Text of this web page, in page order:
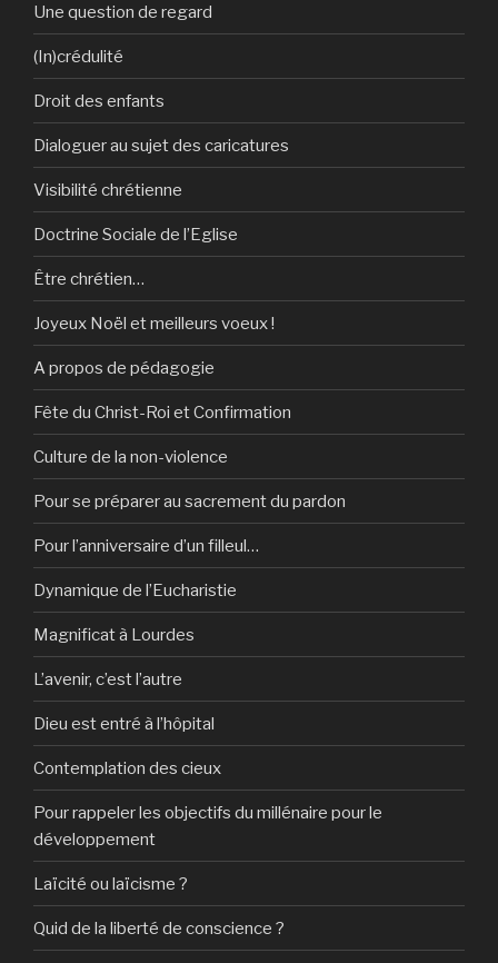
Une question de regard
(In)crédulité
Droit des enfants
Dialoguer au sujet des caricatures
Visibilité chrétienne
Doctrine Sociale de l’Eglise
Être chrétien…
Joyeux Noël et meilleurs voeux !
A propos de pédagogie
Fête du Christ-Roi et Confirmation
Culture de la non-violence
Pour se préparer au sacrement du pardon
Pour l’anniversaire d’un filleul…
Dynamique de l’Eucharistie
Magnificat à Lourdes
L’avenir, c’est l’autre
Dieu est entré à l’hôpital
Contemplation des cieux
Pour rappeler les objectifs du millénaire pour le
développement
Laïcité ou laïcisme ?
Quid de la liberté de conscience ?